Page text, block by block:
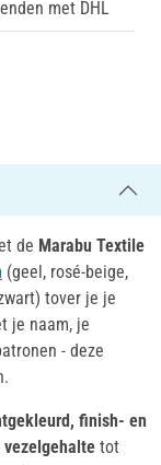
met DHL
de Marabu Textile
(geel, rosé-beige,
tover je je
je naam, je
- deze
finish- en
tot